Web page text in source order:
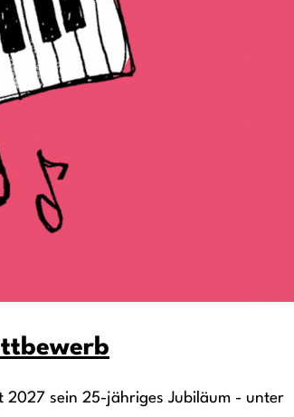
2027 sein 25-jähriges Jubiläum - unter